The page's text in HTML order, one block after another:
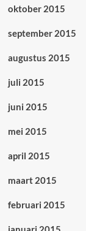
oktober 2015
september 2015
augustus 2015
juli 2015
juni 2015
mei 2015
april 2015
maart 2015
februari 2015